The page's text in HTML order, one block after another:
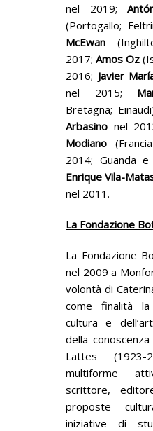
nel 2019;
(Portogallo;
McEwan
2017; Amos Oz
2016; Javier
nel 2015;
Bretagna;
Arbasino nel
Modiano
2014; Guanda
Enrique Vila-
nel 2011.
La Fondazione
La Fondazione
nel 2009 a
volontà di
come finalità la
cultura e
della
Lattes
multiforme
scrittore,
proposte
iniziative di